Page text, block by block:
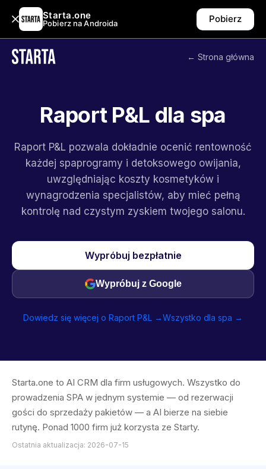
Starta.one
Pobierz na Androida Pobierz
← Strona główna
Raport P&L dla spa
Raport P&L pozwala dokładnie ocenić rentowność
każdej spaprogramy i detoksowego owijania,
uwzględniając koszty kosmetyków i
wynagrodzenia specjalistów, aby mieć pełną
kontrolę nad czystym zyskiem twojego salonu.
Wypróbuj bezpłatnie
Wypróbuj z Google
Dowiedz się więcej o Raport P&L →Wszystko dla spa →
Starta.one to AI CRM dla firm usługowych. Wszystko do
prowadzenia SPA w jednym systemie — od rezerwacji
gości do sprzedaży pakietów — a AI bierze na siebie
rutynę. Ponad 1000 firm już korzysta ze Starty.
Ostatnia aktualizacja: 2026-07-15